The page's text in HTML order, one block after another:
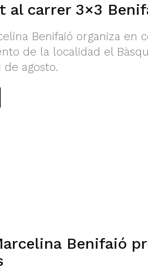
al carrer 3×3
Benifaió organiza en
de la localidad el
de agosto.
Benifaió